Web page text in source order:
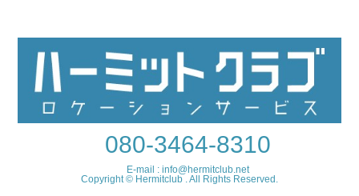
080-3464-8310
E-mail : info@hermitclub.net
Copyright © Hermitclub . All Rights Reserved.